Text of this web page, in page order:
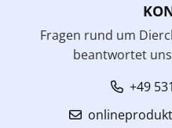
Fragen rund um
beantwortet
+49